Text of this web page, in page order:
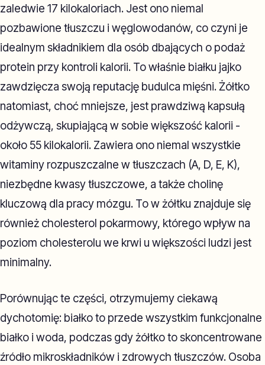
zaledwie 17 kilokaloriach. Jest ono niemal
pozbawione tłuszczu i węglowodanów, co czyni je
idealnym składnikiem dla osób dbających o podaż
protein przy kontroli kalorii. To właśnie białku jajko
zawdzięcza swoją reputację budulca mięśni. Żółtko
natomiast, choć mniejsze, jest prawdziwą kapsułą
odżywczą, skupiającą w sobie większość kalorii -
około 55 kilokalorii. Zawiera ono niemal wszystkie
witaminy rozpuszczalne w tłuszczach (A, D, E, K),
niezbędne kwasy tłuszczowe, a także cholinę
kluczową dla pracy mózgu. To w żółtku znajduje się
również cholesterol pokarmowy, którego wpływ na
poziom cholesterolu we krwi u większości ludzi jest
minimalny.
Porównując te części, otrzymujemy ciekawą
dychotomię: białko to przede wszystkim funkcjonalne
białko i woda, podczas gdy żółtko to skoncentrowane
źródło mikroskładników i zdrowych tłuszczów. Osoba